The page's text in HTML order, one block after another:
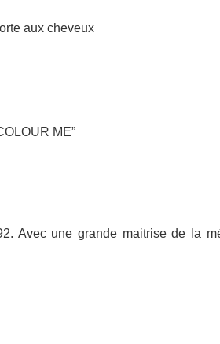
aux cheveux
ME”
Avec une grande maitrise de la